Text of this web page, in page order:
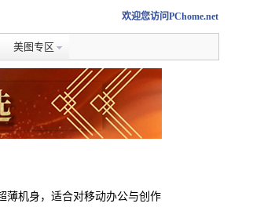
欢迎您访问PChome.net
美图专区
薄机身，适合对移动办公与创作